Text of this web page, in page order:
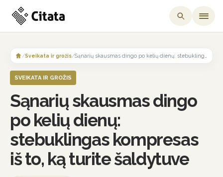
content
/Sveikata ir grožis/
SVEIKATA IR GROŽIS
Sąnarių skausmas dingo
po kelių dienų:
stebuklingas kompresas
iš to, ką turite šaldytuve